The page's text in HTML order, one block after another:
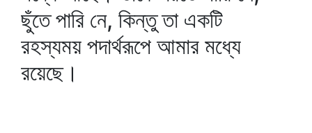
ছুঁতে পারি নে, কিন্তু তা একটি
রহস্যময় পদার্থরূপে আমার মধ্যে
রয়েছে।